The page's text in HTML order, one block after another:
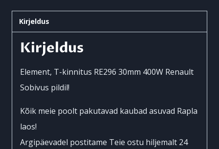
kinnitus
30mm
400W
Renault
kogus
Kirjeldus
Kirjeldus
Element, T-kinnitus RE296 30mm 400W Renault
Sobivus pildil!
Kõik meie poolt pakutavad kaubad asuvad Rapla
laos!
Argipäevadel postitame Teie ostu hiljemalt 24